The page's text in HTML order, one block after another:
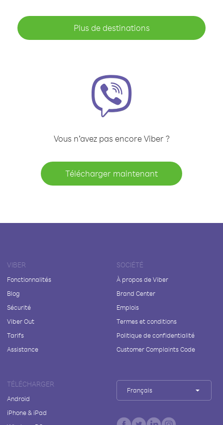
Plus de destinations
Vous n’avez pas encore Viber ?
Télécharger maintenant
VIBER
Fonctionnalités
Blog
Sécurité
Viber Out
Tarifs
Assistance
SOCIÉTÉ
À propos de Viber
Brand Center
Emplois
Termes et conditions
Politique de confidentialité
Customer Complaints Code
TÉLÉCHARGER
Android
iPhone & iPad
Français